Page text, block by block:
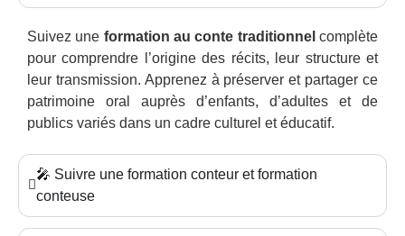
Suivez une formation au conte traditionnel complète
pour comprendre l’origine des récits, leur structure et
leur transmission. Apprenez à préserver et partager ce
patrimoine oral auprès d’enfants, d’adultes et de
publics variés dans un cadre culturel et éducatif.
🎤 Suivre une formation conteur et formation
conteuse